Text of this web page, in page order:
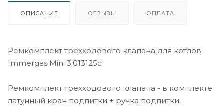
ОПИСАНИЕ ОТЗЫВЫ ОПЛАТА
Ремкомплект трехходового клапана для котлов
Immergas Mini 3.013125c
Ремкомплект трехходового клапана - в комплекте
латунный кран подпитки + ручка подпитки.